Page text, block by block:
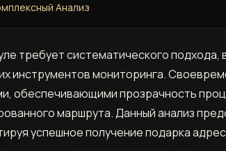
Анализ
требует систематического
инструментов мониторинга.
обеспечивающими прозрачность
маршрута. Данный анализ
успешное получение подарка